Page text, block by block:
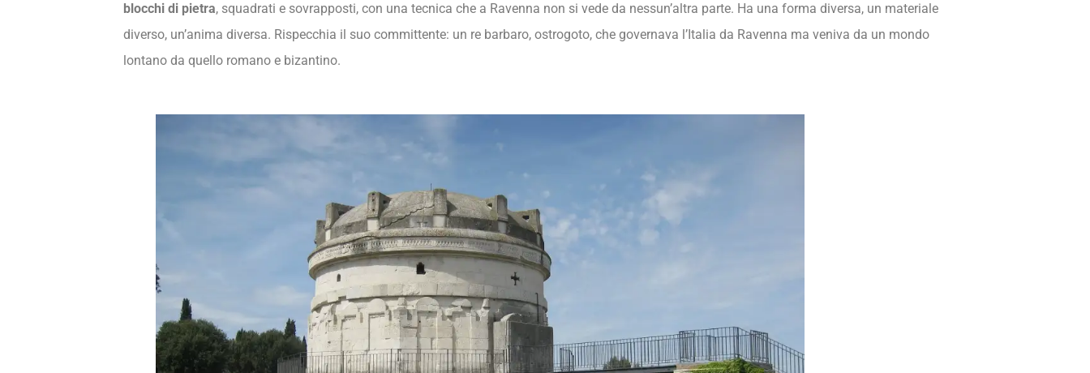
blocchi di pietra, squadrati e sovrapposti, con una tecnica che a Ravenna non si vede da nessun’altra parte. Ha una forma diversa, un materiale
diverso, un’anima diversa. Rispecchia il suo committente: un re barbaro, ostrogoto, che governava l’Italia da Ravenna ma veniva da un mondo
lontano da quello romano e bizantino.